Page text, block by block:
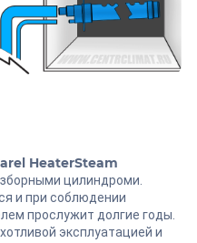
HeaterSteam
цилиндроми.
и при соблюдении
прослужит долгие годы.
эксплуатацией и